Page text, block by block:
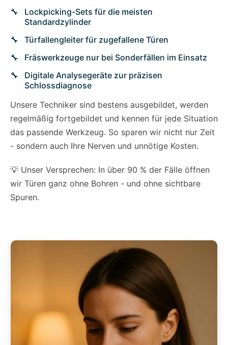
Lockpicking-Sets für die meisten
Standardzylinder
Türfallengleiter für zugefallene Türen
Fräswerkzeuge nur bei Sonderfällen im Einsatz
Digitale Analysegeräte zur präzisen
Schlossdiagnose
Unsere Techniker sind bestens ausgebildet, werden
regelmäßig fortgebildet und kennen für jede Situation
das passende Werkzeug. So sparen wir nicht nur Zeit
- sondern auch Ihre Nerven und unnötige Kosten.
💡 Unser Versprechen: In über 90 % der Fälle öffnen
wir Türen ganz ohne Bohren - und ohne sichtbare
Spuren.